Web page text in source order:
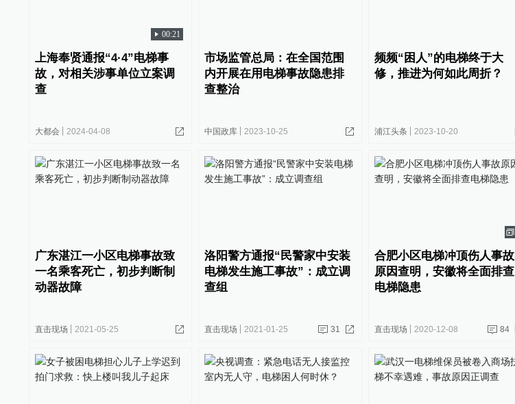
00:21
上海奉贤通报“4·4”电梯事
故，对相关涉事单位立案调
查
大都会 2024-04-08
市场监管总局：在全国范围
内开展在用电梯事故隐患排
查整治
中国政库 2023-10-25
频频“困人”的电梯终于大
修，推进为何如此周折？
浦江头条 2023-10-20
广东湛江一小区电梯事故致
一名乘客死亡，初步判断制
动器故障
直击现场 2021-05-25
洛阳警方通报“民警家中安装
电梯发生施工事故”：成立调
查组
直击现场 2021-01-25 31
合肥小区电梯冲顶伤人事故
原因查明，安徽将全面排查
电梯隐患
直击现场 2020-12-08 84